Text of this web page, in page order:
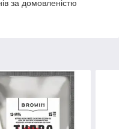
за домовленістю